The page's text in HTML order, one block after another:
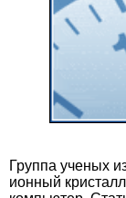
Группа ученых
ионный